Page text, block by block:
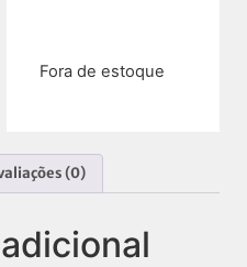
Fora de estoque
(0)